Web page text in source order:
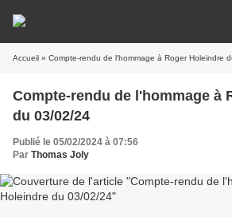
Accueil » Compte-rendu de l'hommage à Roger Holeindre
Compte-rendu de l'hommage à
du 03/02/24
Publié le 05/02/2024 à 07:56
Par Thomas Joly